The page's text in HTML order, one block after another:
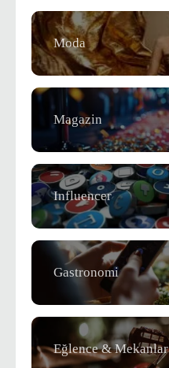
Moda
Magazin
Influencer
Gastronomi
Eğlence & Mekanlar